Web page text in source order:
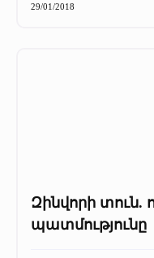
29/01/2018
Զինվորի տուն.
պատմությունը